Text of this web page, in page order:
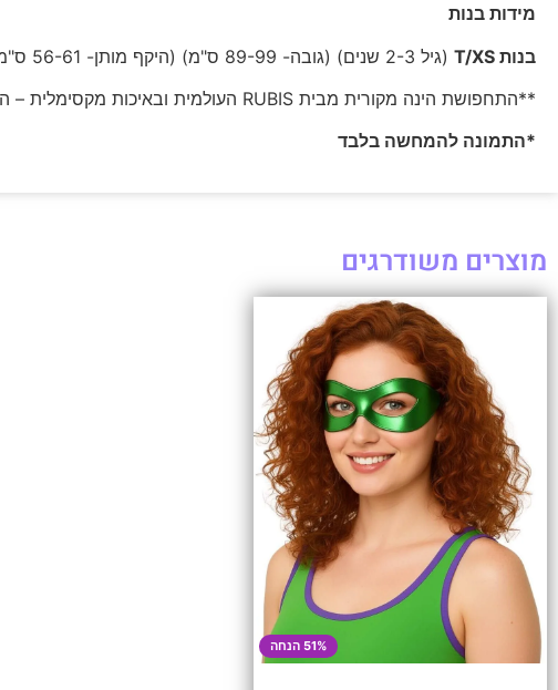
מידות בנות
בנות T/XS
(גיל 2-3 שנים) (גובה- 89-99 ס"מ) (היקף מותן- 56-61 ס"מ) (משקל- עד 15 ק"ג)
**התחפושת הינה מקורית מבית RUBIS העולמית ובאיכות מקסימלית – היזהרו מחיקויים זולים!
*התמונה להמחשה בלבד
מוצרים משודרגים
51% הנחה